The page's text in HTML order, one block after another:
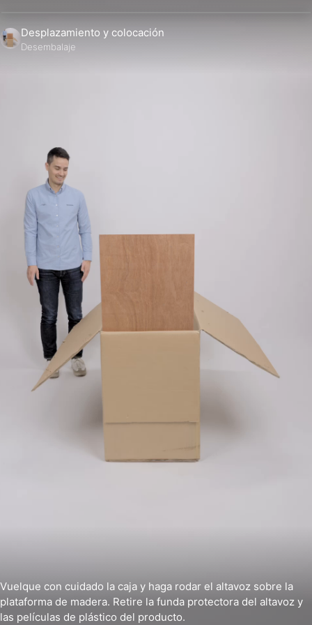
Desplazamiento y colocación
Desembalaje
Vuelque con cuidado la caja y haga rodar el altavoz sobre la
plataforma de madera. Retire la funda protectora del altavoz y
las películas de plástico del producto.